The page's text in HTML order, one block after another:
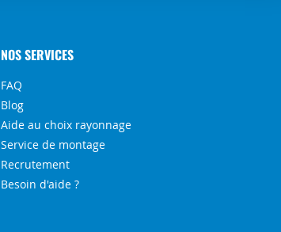
NOS SERVICES
FAQ
Blog
Aide au choix rayonnage
Service de montage
Recrutement
Besoin d'aide ?